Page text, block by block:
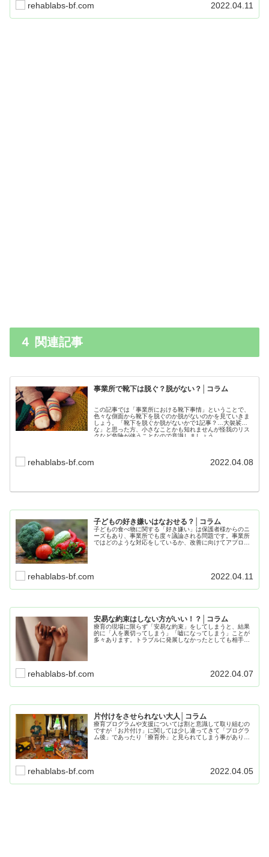
rehablabs-bf.com 2022.04.11
４ 関連記事
事業所で靴下は脱ぐ？脱がない？│コラム
この記事では「事業所における靴下事情」ということで、
色々な側面から靴下を脱ぐのか脱がないのかを見ていきま
しょう。「靴下を脱ぐか脱がないかで1記事？…大袈裟
な」と思った方、小さなことかも知れませんが怪我のリス
クなど危険が伴うことなので意識しましょう。
rehablabs-bf.com 2022.04.08
子どもの好き嫌いはなおせる？│コラム
子どもの食べ物に関する「好き嫌い」は保護者様からのニ
ーズもあり、事業所でも度々議論される問題です。事業所
ではどのような対応をしているか、改善に向けてアプロー
rehablabs-bf.com 2022.04.11
安易な約束はしない方がいい！？│コラム
療育の現場に限らず「安易な約束」をしてしまうと、結果
的に「人を裏切ってしまう」「嘘になってしまう」ことが
多々あります。トラブルに発展しなかったとしても相手に
rehablabs-bf.com 2022.04.07
片付けをさせられない大人│コラム
療育プログラムや支援については割と意識して取り組むの
ですが「お片付け」に関しては少し違ってきて「プログラ
ム後」であったり「療育外」と見られてしまう事がありま
rehablabs-bf.com 2022.04.05